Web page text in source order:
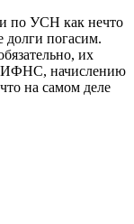
по УСН как нечто
долги погасим.
их
ИФНС, начислению
на самом деле